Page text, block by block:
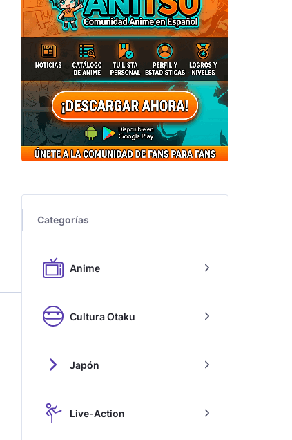
Categorías
Anime
Cultura Otaku
Japón
Live-Action